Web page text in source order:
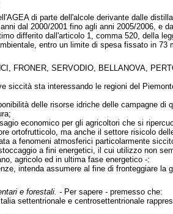
di parte dell'alcole derivante dalle
dal 2000/2001 fino agli anni 2005/2006, e
differito dall'articolo 1, comma 520, della
entro un limite di spesa fissato in 73
FRONER, SERVODIO, BELLANOVA,
siccità sta interessando le regioni del
delle risorse idriche delle campagne
economico per gli agricoltori che si
ortofrutticolo, ma anche il settore risicolo
a fenomeni atmosferici particolarmente
a fini energetici, il cui utilizzo non
agricolo ed in ultima fase energetico -:
intenda assumere al fine di fronteggiare la
e forestali. -Per sapere - premesso che:
settentrionale e centrosettentrionale